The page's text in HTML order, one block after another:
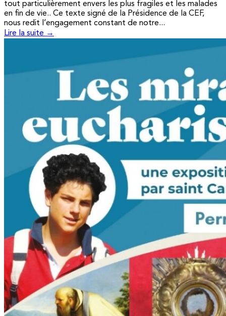
tout particulièrement envers les plus fragiles et les malades
en fin de vie.. Ce texte signé de la Présidence de la CEF,
nous redit l’engagement constant de notre...
Lire la suite →